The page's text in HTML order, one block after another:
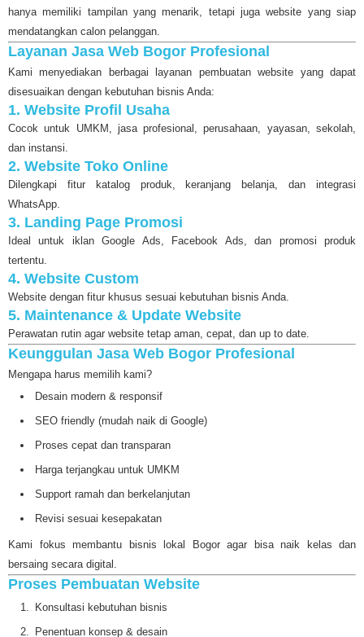
hanya memiliki tampilan yang menarik, tetapi juga website yang siap
mendatangkan calon pelanggan.
Layanan Jasa Web Bogor Profesional
Kami menyediakan berbagai layanan pembuatan website yang dapat
disesuaikan dengan kebutuhan bisnis Anda:
1. Website Profil Usaha
Cocok untuk UMKM, jasa profesional, perusahaan, yayasan, sekolah,
dan instansi.
2. Website Toko Online
Dilengkapi fitur katalog produk, keranjang belanja, dan integrasi
WhatsApp.
3. Landing Page Promosi
Ideal untuk iklan Google Ads, Facebook Ads, dan promosi produk
tertentu.
4. Website Custom
Website dengan fitur khusus sesuai kebutuhan bisnis Anda.
5. Maintenance & Update Website
Perawatan rutin agar website tetap aman, cepat, dan up to date.
Keunggulan Jasa Web Bogor Profesional
Mengapa harus memilih kami?
Desain modern & responsif
SEO friendly (mudah naik di Google)
Proses cepat dan transparan
Harga terjangkau untuk UMKM
Support ramah dan berkelanjutan
Revisi sesuai kesepakatan
Kami fokus membantu bisnis lokal Bogor agar bisa naik kelas dan
bersaing secara digital.
Proses Pembuatan Website
Konsultasi kebutuhan bisnis
Penentuan konsep & desain